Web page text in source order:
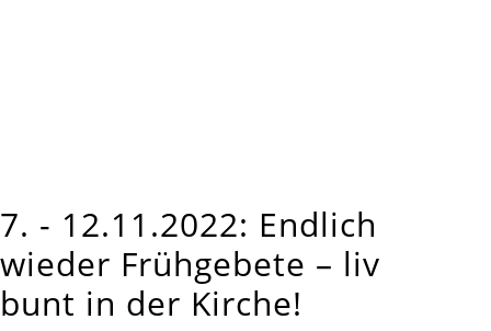
7. - 12.11.2022: Endlich
wieder Frühgebete – live und
bunt in der Kirche!